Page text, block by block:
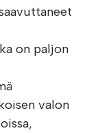
on paljon
valon